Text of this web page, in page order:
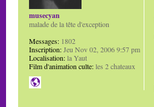
musecyan
malade de la tête d'exception
Messages: 1802
Inscription:Jeu Nov 02, 2006 9:57 pm
Localisation:la Yaut
Film d'animation culte:les 2 chateaux